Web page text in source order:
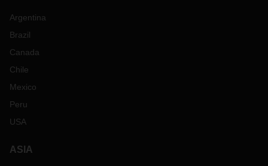
Argentina
Brazil
Canada
Chile
Mexico
Peru
USA
ASIA